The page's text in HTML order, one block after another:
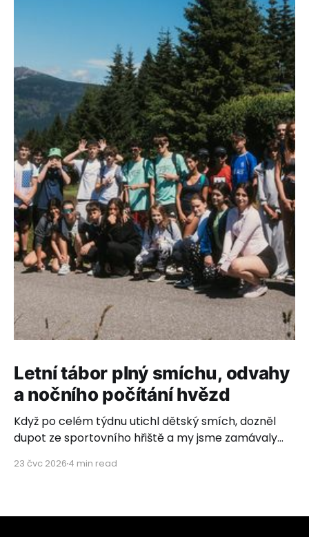
Letní tábor plný smíchu, odvahy
a nočního počítání hvězd
Když po celém týdnu utichl dětský smích, dozněl
dupot ze sportovního hřiště a my jsme zamávaly
ticho. Ticho plné vděčnosti, dojetí a hlubokého
domovů ze Zvíkovského Podhradí, Olomouce,
23 čvc 2026 4 min read